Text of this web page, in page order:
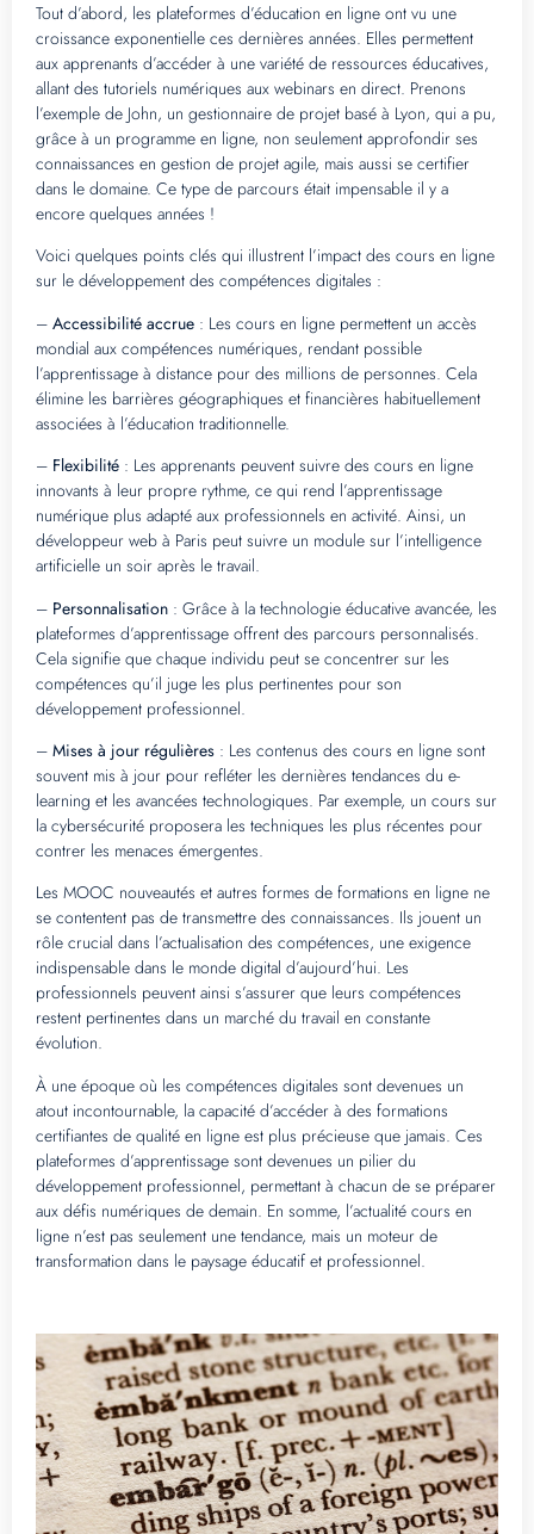
Tout d’abord, les plateformes d’éducation en ligne ont vu une
croissance exponentielle ces dernières années. Elles permettent
aux apprenants d’accéder à une variété de ressources éducatives,
allant des tutoriels numériques aux webinars en direct. Prenons
l’exemple de John, un gestionnaire de projet basé à Lyon, qui a pu,
grâce à un programme en ligne, non seulement approfondir ses
connaissances en gestion de projet agile, mais aussi se certifier
dans le domaine. Ce type de parcours était impensable il y a
encore quelques années !
Voici quelques points clés qui illustrent l’impact des cours en ligne
sur le développement des compétences digitales :
– Accessibilité accrue : Les cours en ligne permettent un accès
mondial aux compétences numériques, rendant possible
l’apprentissage à distance pour des millions de personnes. Cela
élimine les barrières géographiques et financières habituellement
associées à l’éducation traditionnelle.
– Flexibilité : Les apprenants peuvent suivre des cours en ligne
innovants à leur propre rythme, ce qui rend l’apprentissage
numérique plus adapté aux professionnels en activité. Ainsi, un
développeur web à Paris peut suivre un module sur l’intelligence
artificielle un soir après le travail.
– Personnalisation : Grâce à la technologie éducative avancée, les
plateformes d’apprentissage offrent des parcours personnalisés.
Cela signifie que chaque individu peut se concentrer sur les
compétences qu’il juge les plus pertinentes pour son
développement professionnel.
– Mises à jour régulières : Les contenus des cours en ligne sont
souvent mis à jour pour refléter les dernières tendances du e-
learning et les avancées technologiques. Par exemple, un cours sur
la cybersécurité proposera les techniques les plus récentes pour
contrer les menaces émergentes.
Les MOOC nouveautés et autres formes de formations en ligne ne
se contentent pas de transmettre des connaissances. Ils jouent un
rôle crucial dans l’actualisation des compétences, une exigence
indispensable dans le monde digital d’aujourd’hui. Les
professionnels peuvent ainsi s’assurer que leurs compétences
restent pertinentes dans un marché du travail en constante
évolution.
À une époque où les compétences digitales sont devenues un
atout incontournable, la capacité d’accéder à des formations
certifiantes de qualité en ligne est plus précieuse que jamais. Ces
plateformes d’apprentissage sont devenues un pilier du
développement professionnel, permettant à chacun de se préparer
aux défis numériques de demain. En somme, l’actualité cours en
ligne n’est pas seulement une tendance, mais un moteur de
transformation dans le paysage éducatif et professionnel.